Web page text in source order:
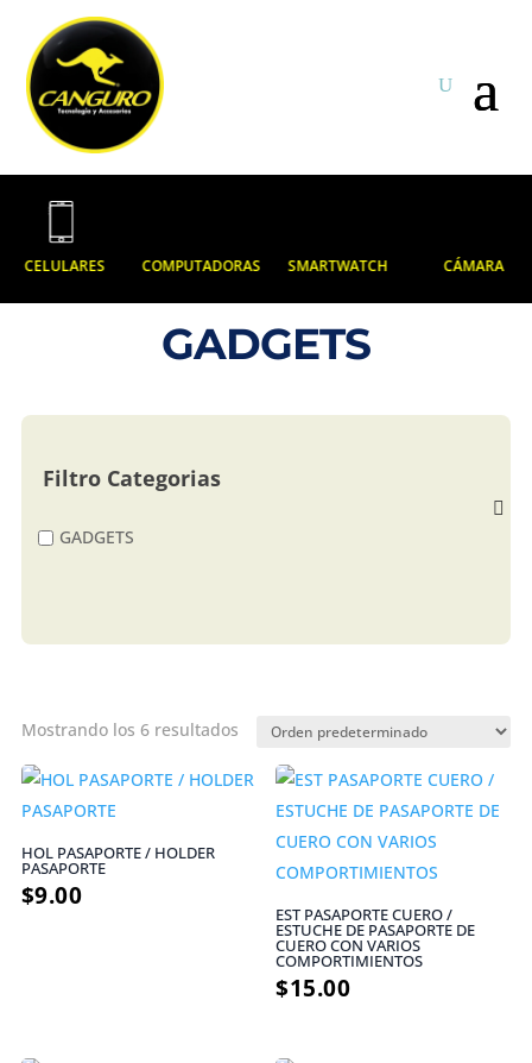
CELULARES COMPUTADORAS SMARTWATCH CÁMARA
GADGETS
Filtro Categorias
GADGETS
Mostrando los 6 resultados
HOL PASAPORTE / HOLDER
PASAPORTE
$9.00
EST PASAPORTE CUERO /
ESTUCHE DE PASAPORTE DE
CUERO CON VARIOS
COMPORTIMIENTOS
$15.00